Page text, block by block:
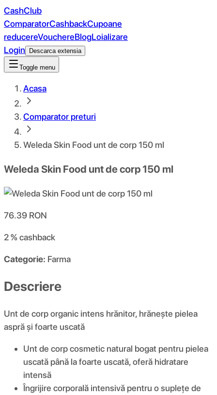
CashClub
ComparatorCashbackCupoane
reducereVouchereBlogLoializare
Login
Descarca extensia
Toggle menu
Acasa
Comparator preturi
Weleda Skin Food unt de corp 150 ml
Weleda Skin Food unt de corp 150 ml
76.39 RON
2 %cashback
Categorie: Farma
Descriere
Unt de corp organic intens hrănitor, hrănește pielea
aspră și foarte uscată
Unt de corp cosmetic natural bogat pentru pielea
uscată până la foarte uscată, oferă hidratare
intensă
Îngrijire corporală intensivă pentru o suplețe de